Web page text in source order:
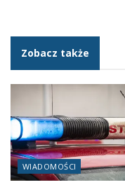
Zobacz także
WIADOMOŚCI